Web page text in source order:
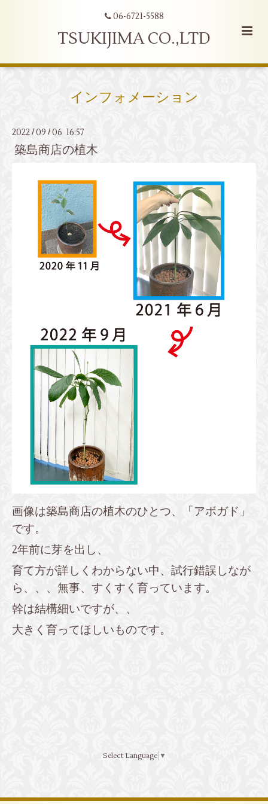
06-6721-5588
TSUKIJIMA CO.,LTD
インフォメーション
2022 / 09 / 06 16:57
築島商店の植木
画像は築島商店の植木のひとつ、「アボガド」
です。
2年前に芽を出し、
育て方が詳しくわからない中、試行錯誤しなが
ら、、、無事、すくすく育っています。
幹は結構細いですが、、
大きく育ってほしいものです。
Select Language ▼